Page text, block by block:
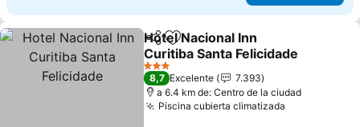
CompartirAgregar a favoritos
Hotel Nacional Inn
Curitiba Santa Felicidade
3 Estrellas
8,7 Excelente
7.393
a 6.4 km de: Centro de la ciudad
Piscina cubierta climatizada